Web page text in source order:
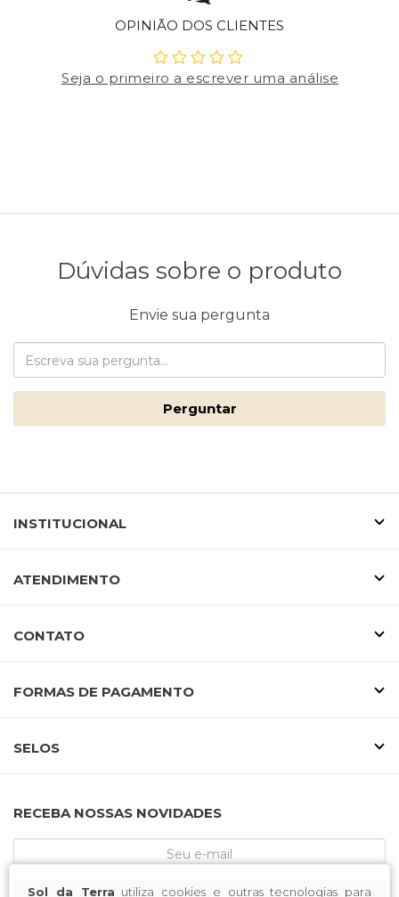
Sol da Terra utiliza cookies e outras tecnologias para
OPINIÃO DOS CLIENTES
Seja o primeiro a escrever uma análise
Dúvidas sobre o produto
Envie sua pergunta
Perguntar
INSTITUCIONAL
ATENDIMENTO
CONTATO
FORMAS DE PAGAMENTO
SELOS
RECEBA NOSSAS NOVIDADES